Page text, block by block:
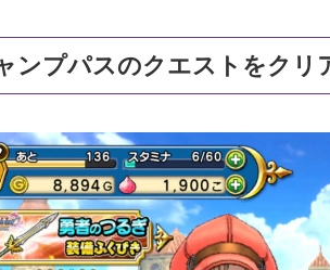
ンプパスのクエストをクリ